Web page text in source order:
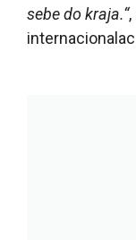
sebe do kraja.“